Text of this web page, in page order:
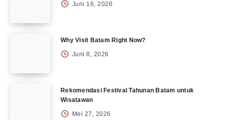
Juni 16, 2026
Why Visit Batam Right Now?
Juni 8, 2026
Rekomendasi Festival Tahunan Batam untuk
Wisatawan
Mei 27, 2026